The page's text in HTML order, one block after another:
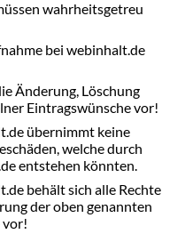
wahrheitsgetreu
bei webinhalt.de
Änderung, Löschung
Eintragswünsche vor!
übernimmt keine
welche durch
entstehen könnten.
behält sich alle Rechte
der oben genannten
vor!